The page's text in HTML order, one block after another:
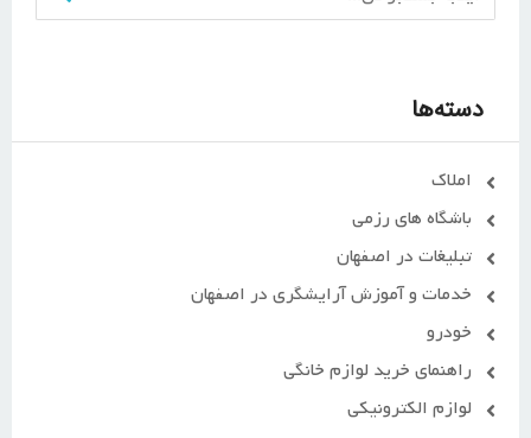
دسته‌ها
املاک
باشگاه های رزمی
تبلیغات در اصفهان
خدمات و آموزش آرایشگری در اصفهان
خودرو
راهنمای خرید لوازم خانگی
لوازم الکترونیکی